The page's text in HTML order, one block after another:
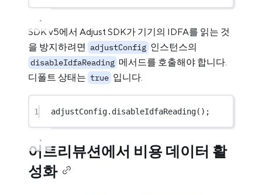
SDK v5에서 Adjust SDK가 기기의 IDFA를 읽는 것
을 방지하려면 adjustConfig 인스턴스의
disableIdfaReading 메서드를 호출해야 합니다.
디폴트 상태는 true 입니다.
1 adjustConfig. disableIdfaReading();
어트리뷰션에서 비용 데이터 활
성화